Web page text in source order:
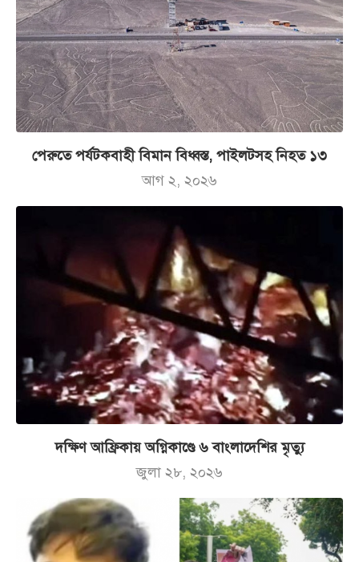
পেরুতে পর্যটকবাহী বিমান বিধ্বস্ত, পাইলটসহ নিহত ১৩
আগ ২, ২০২৬
দক্ষিণ আফ্রিকায় অগ্নিকাণ্ডে ৬ বাংলাদেশির মৃত্যু
জুলা ২৮, ২০২৬